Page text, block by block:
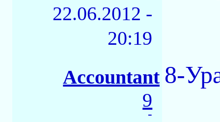
22.06.2012 -
20:19
Accountant
9
-
8-